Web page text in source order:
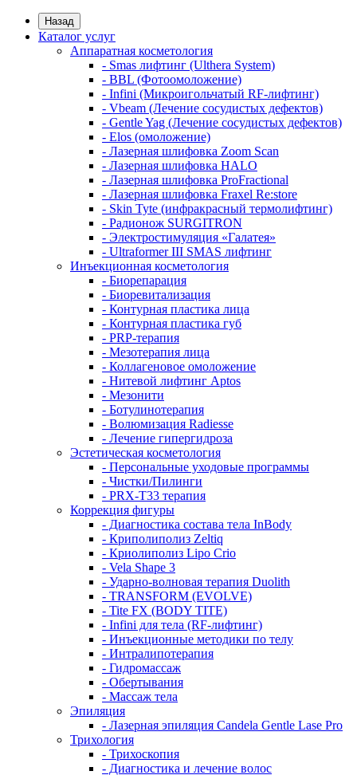
Назад
Каталог услуг
Аппаратная косметология
- Smas лифтинг (Ulthera System)
- BBL (Фотоомоложение)
- Infini (Микроигольчатый RF-лифтинг)
- Vbeam (Лечение сосудистых дефектов)
- Gentle Yag (Лечение сосудистых дефектов)
- Elos (омоложение)
- Лазерная шлифовка Zoom Scan
- Лазерная шлифовка HALO
- Лазерная шлифовка ProFractional
- Лазерная шлифовка Fraxel Re:store
- Skin Tyte (инфракрасный термолифтинг)
- Радионож SURGITRON
- Электростимуляция «Галатея»
- Ultraformer III SMAS лифтинг
Инъекционная косметология
- Биорепарация
- Биоревитализация
- Контурная пластика лица
- Контурная пластика губ
- PRP-терапия
- Мезотерапия лица
- Коллагеновое омоложение
- Нитевой лифтинг Aptos
- Мезонити
- Ботулинотерапия
- Волюмизация Radiesse
- Лечение гипергидроза
Эстетическая косметология
- Персональные уходовые программы
- Чистки/Пилинги
- PRX-T33 терапия
Коррекция фигуры
- Диагностика состава тела InBody
- Криполиполиз Zeltiq
- Криолиполиз Lipo Crio
- Vela Shape 3
- Ударно-волновая терапия Duolith
- TRANSFORM (EVOLVE)
- Tite FX (BODY TITE)
- Infini для тела (RF-лифтинг)
- Инъекционные методики по телу
- Интралипотерапия
- Гидромассаж
- Обертывания
- Массаж тела
Эпиляция
- Лазерная эпиляция Candela Gentle Lase Pro
Трихология
- Трихоскопия
- Диагностика и лечение волос